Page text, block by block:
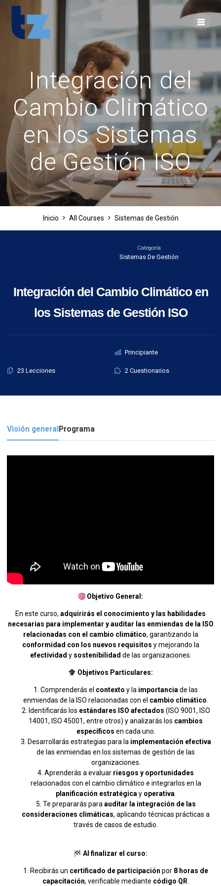
Integración del
Cambio Climático
en los Sistemas
de Gestión ISO
Inicio All Courses Sistemas de Gestión
Categoría
Sistemas De Gestión
Integración del Cambio Climático en
los Sistemas de Gestión ISO
Principiante
23 Lecciones 2 Cuestionarios
Visión generalPrograma
Objetivo General:
En este curso, adquirirás el conocimiento y las habilidades
necesarias para implementar y auditar las enmiendas de la ISO
relacionadas con el cambio climático, garantizando la
conformidad con los nuevos requisitos y mejorando la
efectividad y sostenibilidad de las organizaciones.
Objetivos Particulares:
Comprenderás el contexto y la importanciade las
enmiendas de la ISO relacionadas con el cambio climático.
Identificarás los estándares ISO afectados (ISO 9001, ISO
14001, ISO 45001, entre otros) y analizarás los cambios
específicos en cada uno.
Desarrollarás estrategias para la implementación efectiva
de las enmiendas en los sistemas de gestión de las
organizaciones.
Aprenderás a evaluar riesgos y oportunidades
relacionados con el cambio climático e integrarlos en la
planificación estratégicay operativa.
Te prepararás paraauditar la integración de las
consideraciones climáticas, aplicando técnicas prácticas a
través de casos de estudio.
Al finalizar el curso:
Recibirás un certificado de participación por 8 horas de
capacitación, verificable mediante código QR.